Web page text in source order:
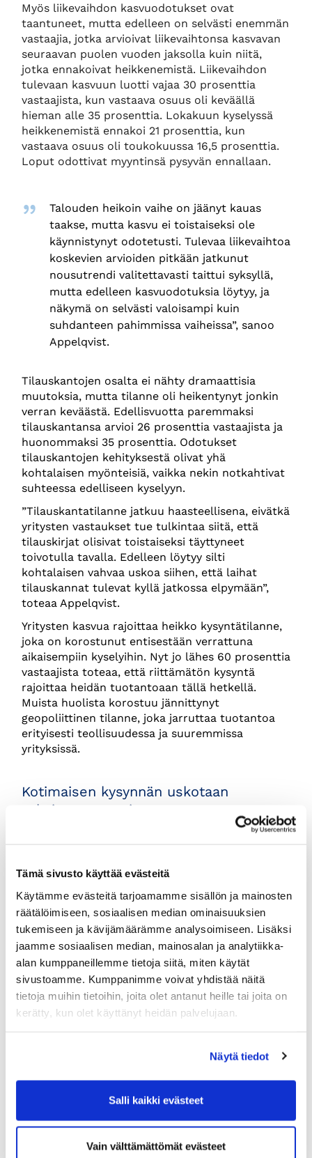
Tämä sivusto käyttää evästeitä
Käytämme evästeitä tarjoamamme sisällön ja mainosten
räätälöimiseen, sosiaalisen median ominaisuuksien
tukemiseen ja kävijämäärämme analysoimiseen. Lisäksi
jaamme sosiaalisen median, mainosalan ja analytiikka-
alan kumppaneillemme tietoja siitä, miten käytät
sivustoamme. Kumppanimme voivat yhdistää näitä
tietoja muihin tietoihin, joita olet antanut heille tai joita on
kerätty, kun olet käyttänyt heidän palvelujaan.
Näytä tiedot
Salli kaikki evästeet
Vain välttämättömät evästeet
Myös liikevaihdon kasvuodotukset ovat
taantuneet, mutta edelleen on selvästi enemmän
vastaajia, jotka arvioivat liikevaihtonsa kasvavan
seuraavan puolen vuoden jaksolla kuin niitä,
jotka ennakoivat heikkenemistä. Liikevaihdon
tulevaan kasvuun luotti vajaa 30 prosenttia
vastaajista, kun vastaava osuus oli keväällä
hieman alle 35 prosenttia. Lokakuun kyselyssä
heikkenemistä ennakoi 21 prosenttia, kun
vastaava osuus oli toukokuussa 16,5 prosenttia.
Loput odottivat myyntinsä pysyvän ennallaan.
Talouden heikoin vaihe on jäänyt kauas
taakse, mutta kasvu ei toistaiseksi ole
käynnistynyt odotetusti. Tulevaa liikevaihtoa
koskevien arvioiden pitkään jatkunut
nousutrendi valitettavasti taittui syksyllä,
mutta edelleen kasvuodotuksia löytyy, ja
näkymä on selvästi valoisampi kuin
suhdanteen pahimmissa vaiheissa”, sanoo
Appelqvist.
Tilauskantojen osalta ei nähty dramaattisia
muutoksia, mutta tilanne oli heikentynyt jonkin
verran keväästä. Edellisvuotta paremmaksi
tilauskantansa arvioi 26 prosenttia vastaajista ja
huonommaksi 35 prosenttia. Odotukset
tilauskantojen kehityksestä olivat yhä
kohtalaisen myönteisiä, vaikka nekin notkahtivat
suhteessa edelliseen kyselyyn.
”Tilauskantatilanne jatkuu haasteellisena, eivätkä
yritysten vastaukset tue tulkintaa siitä, että
tilauskirjat olisivat toistaiseksi täyttyneet
toivotulla tavalla. Edelleen löytyy silti
kohtalaisen vahvaa uskoa siihen, että laihat
tilauskannat tulevat kyllä jatkossa elpymään”,
toteaa Appelqvist.
Yritysten kasvua rajoittaa heikko kysyntätilanne,
joka on korostunut entisestään verrattuna
aikaisempiin kyselyihin. Nyt jo lähes 60 prosenttia
vastaajista toteaa, että riittämätön kysyntä
rajoittaa heidän tuotantoaan tällä hetkellä.
Muista huolista korostuu jännittynyt
geopoliittinen tilanne, joka jarruttaa tuotantoa
erityisesti teollisuudessa ja suuremmissa
yrityksissä.
Kotimaisen kysynnän uskotaan
vahvistuvan ensi vuonna
Erityisen vahvasti uskotaan kotimaisen kysynnän
piristymiseen: 46 prosenttia vastaajista ennakoi
kotimaisen liikevaihtonsa kasvavan ensi vuonna,
kun supistumista odotti vain 16 prosenttia.
Myyntiodotukset ovat myönteisiä kaikilla
toimialoilla, mutta vahvimmat lukemat löytyvät
kaupasta, jossa peräti 57 prosenttia vastaajista
arvioi kotimaisen liikevaihtonsa kasvavan ensi
vuonna. Ilahduttavasti myös pitkäkestoisten
haasteiden kanssa painivalla rakentamisen
prosenttia vastaajista ja laskua vain 18 prosenttia.
työmarkkinatilanteeseen. Vastaajista 26
prosenttia ennakoi henkilöstönsä kasvavan ensi
vuonna ja vain 13 prosenttia supistuvan.